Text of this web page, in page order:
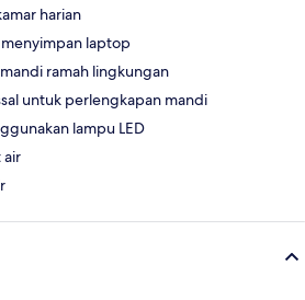
harian
laptop
ramah lingkungan
untuk perlengkapan mandi
lampu LED
air